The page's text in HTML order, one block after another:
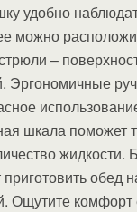
удобно
можно
–
Эргономичные
шкала поможет
приготовить обед
Ощутите комфорт